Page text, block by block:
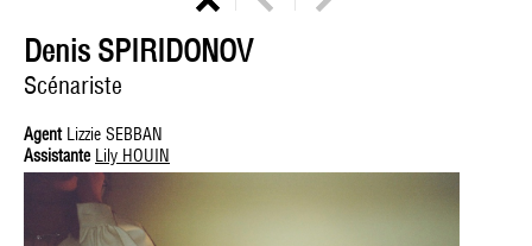
Denis SPIRIDONOV
Scénariste
Agent Lizzie SEBBAN
Assistante Lily HOUIN